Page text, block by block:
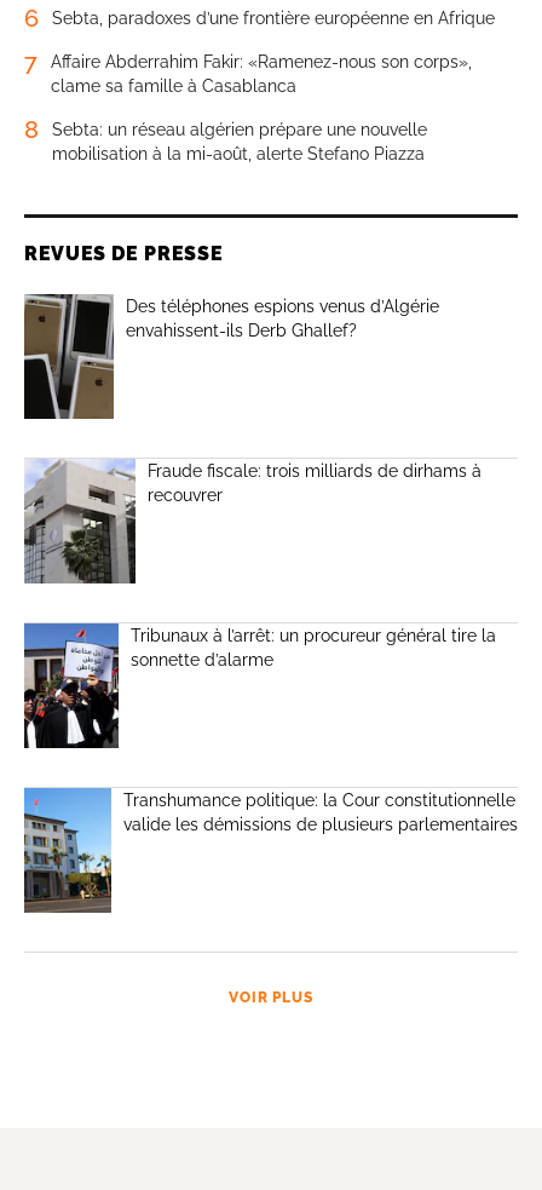
6 Sebta, paradoxes d’une frontière européenne en Afrique
7
Affaire Abderrahim Fakir: «Ramenez-nous son corps»,
clame sa famille à Casablanca
8
Sebta: un réseau algérien prépare une nouvelle
mobilisation à la mi-août, alerte Stefano Piazza
REVUES DE PRESSE
Des téléphones espions venus d’Algérie
envahissent-ils Derb Ghallef?
Fraude fiscale: trois milliards de dirhams à
recouvrer
Tribunaux à l’arrêt: un procureur général tire la
sonnette d’alarme
Transhumance politique: la Cour constitutionnelle
valide les démissions de plusieurs parlementaires
VOIR PLUS